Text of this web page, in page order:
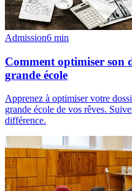
Admission6 min
Comment optimiser son
grande école
Apprenez à optimiser votre
grande école de vos rêves.
différence.